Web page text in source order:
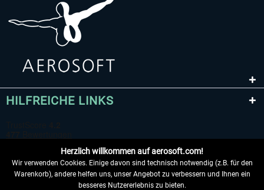
HILFREICHE LINKS
Herzlich willkommen auf aerosoft.com!
Wir verwenden Cookies. Einige davon sind technisch notwendig (z.B. für den
Warenkorb), andere helfen uns, unser Angebot zu verbessern und Ihnen ein
besseres Nutzererlebnis zu bieten.